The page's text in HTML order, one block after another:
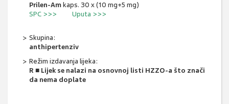
Prilen-Amkaps. 30 x (10 mg+5 mg)
SPC >>>
Uputa >>>
Skupina:
anthipertenziv
Režim izdavanja lijeka:
R ■ Lijek se nalazi na osnovnoj listi HZZO-a što znači
da nema doplate